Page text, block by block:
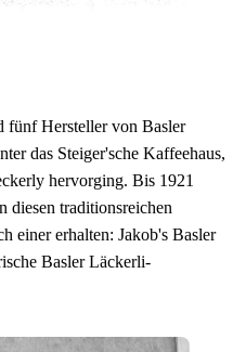
fünf Hersteller von Basler
das Steiger'sche Kaffeehaus,
hervorging. Bis 1921
diesen traditionsreichen
einer erhalten: Jakob's Basler
Basler Läckerli-